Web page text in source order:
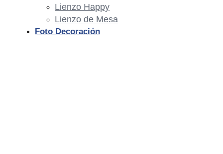
Lienzo Happy
Lienzo de Mesa
Foto Decoración